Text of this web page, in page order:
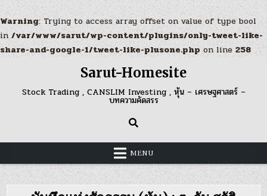
Warning: Trying to access array offset on value of type bool
in/var/www/sarut/wp-content/plugins/only-tweet-like-
share-and-google-1/tweet-like-plusone.phpon line258
content
Sarut-Homesite
Stock Trading , CANSLIM Investing , หุ้น – เศรษฐศาสตร์ –
บทความคัดสรร
MENU